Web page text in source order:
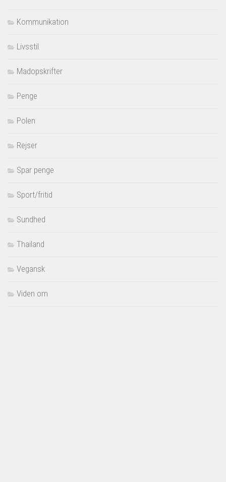
Kommunikation
Livsstil
Madopskrifter
Penge
Polen
Rejser
Spar penge
Sport/fritid
Sundhed
Thailand
Vegansk
Viden om